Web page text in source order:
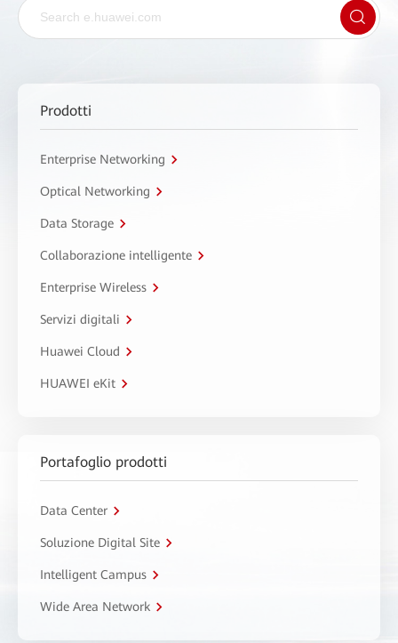
Prodotti
Enterprise Networking
Optical Networking
Data Storage
Collaborazione intelligente
Enterprise Wireless
Servizi digitali
Huawei Cloud
HUAWEI eKit
Portafoglio prodotti
Data Center
Soluzione Digital Site
Intelligent Campus
Wide Area Network